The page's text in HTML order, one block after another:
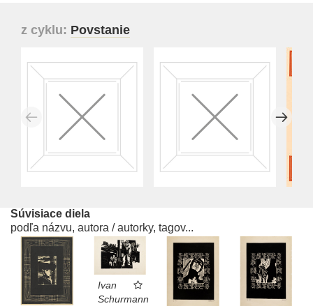
z cyklu: Povstanie
Súvisiace diela
podľa názvu, autora / autorky, tagov...
Ivan
Schurmann